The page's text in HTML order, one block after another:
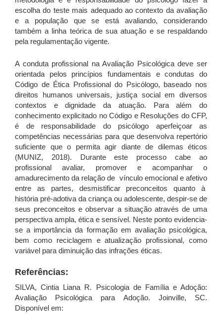
escolha do teste mais adequado ao contexto da avaliação
e a população que se está avaliando, considerando
também a linha teórica de sua atuação e se respaldando
pela regulamentação vigente.
A conduta profissional na Avaliação Psicológica deve ser
orientada pelos princípios fundamentais e condutas do
Código de Ética Profissional do Psicólogo, baseado nos
direitos humanos universais, justiça social em diversos
contextos e dignidade da atuação. Para além do
conhecimento explicitado no Código e Resoluções do CFP,
é de responsabilidade do psicólogo aperfeiçoar as
competências necessárias para que desenvolva repertório
suficiente que o permita agir diante de dilemas éticos
(MUNIZ, 2018). Durante este processo cabe ao
profissional avaliar, promover e acompanhar o
amadurecimento da relação de vínculo emocional e afetivo
entre as partes, desmistificar preconceitos quanto à
história pré-adotiva da criança ou adolescente, despir-se de
seus preconceitos e observar a situação através de uma
perspectiva ampla, ética e sensível. Neste ponto evidencia-
se a importância da formação em avaliação psicológica,
bem como reciclagem e atualização profissional, como
variável para diminuição das infrações éticas.
Referências:
SILVA, Cintia Liana R. Psicologia de Família e Adoção:
Avaliação Psicológica para Adoção. Joinville, SC.
Disponível em: